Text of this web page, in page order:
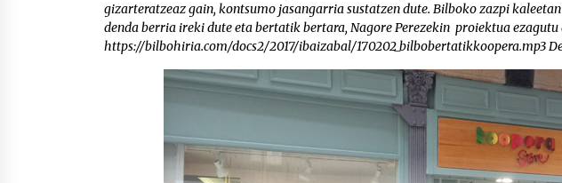
gizarteratzeaz gain, kontsumo jasangarria sustatzen dute. Bilboko zazpi
denda berria ireki dute eta bertatik bertara, Nagore Perezekin proiektua ezagutu
https://bilbohiria.com/docs2/2017/ibaizabal/170202_bilbobertatikkoopera.mp3